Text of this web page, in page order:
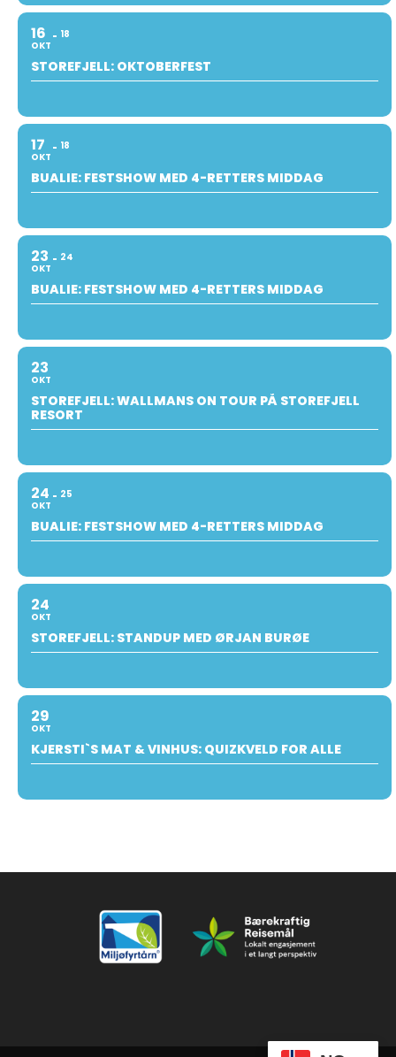
16
OKT
18
STOREFJELL: OKTOBERFEST
17
OKT
18
BUALIE: FESTSHOW MED 4-RETTERS MIDDAG
23
OKT
24
BUALIE: FESTSHOW MED 4-RETTERS MIDDAG
23
OKT
STOREFJELL: WALLMANS ON TOUR PÅ STOREFJELL
RESORT
24
OKT
25
BUALIE: FESTSHOW MED 4-RETTERS MIDDAG
24
OKT
STOREFJELL: STANDUP MED ØRJAN BURØE
29
OKT
KJERSTI`S MAT & VINHUS: QUIZKVELD FOR ALLE